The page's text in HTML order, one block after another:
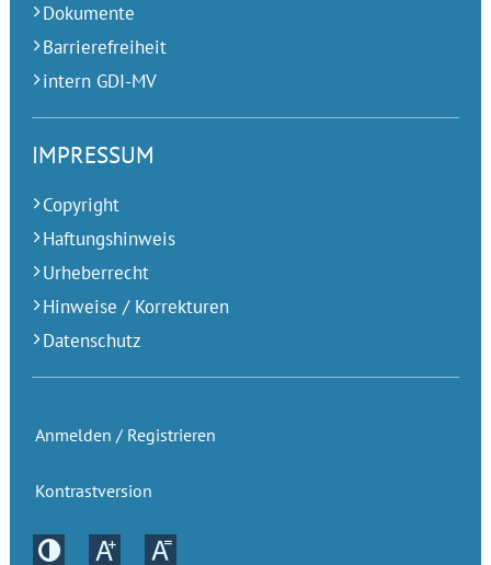
Dokumente
Barrierefreiheit
intern GDI-MV
IMPRESSUM
Copyright
Haftungshinweis
Urheberrecht
Hinweise / Korrekturen
Datenschutz
Anmelden / Registrieren
Kontrastversion
Kontrastversion